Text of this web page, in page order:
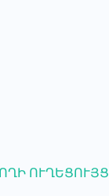
ՈՒՂԵՑՈՒՅՑ